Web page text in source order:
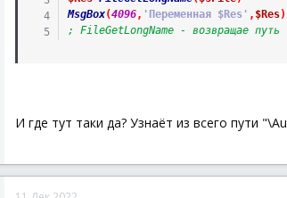
MsgBox(4096, 'Переменная $Res' , $Res)
; FileGetLongName - возвращае путь
И где тут таки да? Узнаёт из всего пути